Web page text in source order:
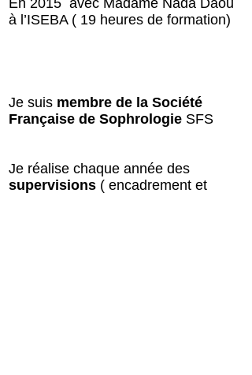
En 2015 avec Madame Nada Daou
à l’ISEBA ( 19 heures de formation)
Je suis membre de la Société
Française de Sophrologie SFS
Je réalise chaque année des
supervisions ( encadrement et